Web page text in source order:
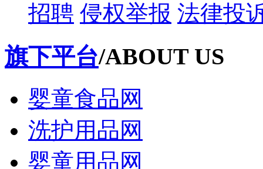
招聘 侵权举报 法律投
旗下平台/ABOUT US
婴童食品网
洗护用品网
婴童用品网